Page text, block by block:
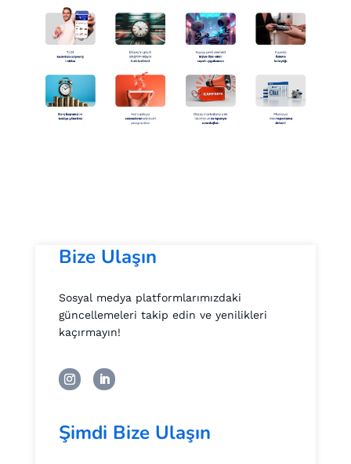
Bize Ulaşın
Sosyal medya platformlarımızdaki
güncellemeleri takip edin ve yenilikleri
kaçırmayın!
Şimdi Bize Ulaşın